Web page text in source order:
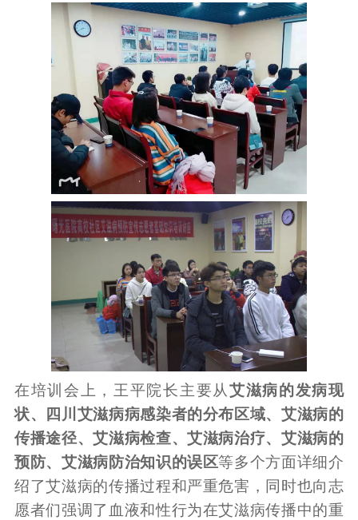
在培训会上，王平院长主要从艾滋病的发病现
状、四川艾滋病病感染者的分布区域、艾滋病的
传播途径、艾滋病检查、艾滋病治疗、艾滋病的
预防、艾滋病防治知识的误区等多个方面详细介
绍了艾滋病的传播过程和严重危害，同时也向志
愿者们强调了血液和性行为在艾滋病传播中的重